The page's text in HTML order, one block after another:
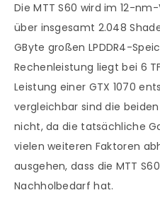
Die MTT S60 wird im 12-
über insgesamt 2.048
GByte großen LPDDR4-
Rechenleistung liegt bei 6
Leistung einer GTX 1070
vergleichbar sind die
nicht, da die tatsächliche
vielen weiteren Faktoren
ausgehen, dass die MTT
Nachholbedarf hat.